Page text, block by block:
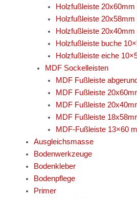
Holzfußleiste 20x60mm
Holzfußleiste 20x58mm
Holzfußleiste 20x40mm
Holzfußleiste buche
Holzfußleiste eiche
MDF Sockelleisten
MDF Fußleiste
MDF Fußleiste
MDF Fußleiste
MDF Fußleiste
MDF-Fußleiste 13×60
Ausgleichsmasse
Bodenwerkzeuge
Bodenkleber
Bodenpflege
Primer